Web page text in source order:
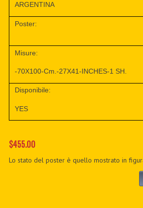
ARGENTINA
Poster:
Misure:
-70X100-Cm.-27X41-INCHES-1 SH.
Disponibile:
YES
$455.00
Lo stato del poster è quello mostrato in